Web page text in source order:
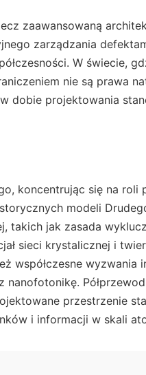
zaawansowaną
zarządzania
W świecie,
nie są prawa
dobie projektowania
koncentrując się na roli
modeli
takich jak zasada
sieci krystalicznej i
współczesne wyzwania
przestrzenie
i informacji w skali